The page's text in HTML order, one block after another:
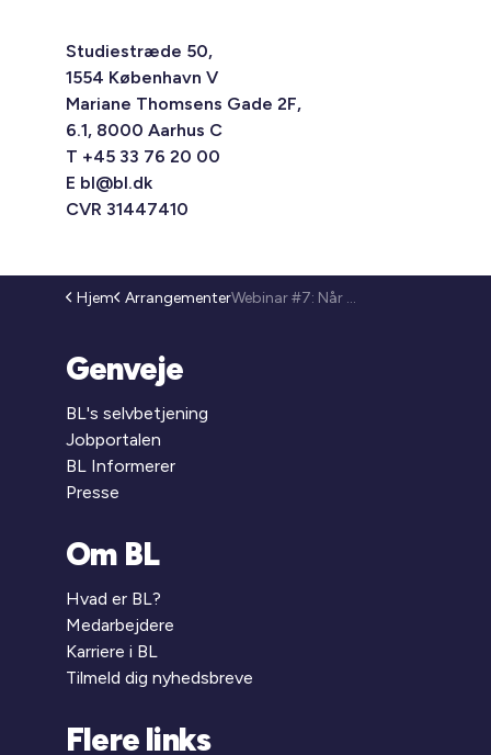
Studiestræde 50,
1554 København V
Mariane Thomsens Gade 2F,
6.1, 8000 Aarhus C
T +45 33 76 20 00
E bl@bl.dk
CVR 31447410
Hjem Arrangementer Webinar #7: Når sikkerheden afhænger af andre (26-34)
Genveje
BL's selvbetjening
Jobportalen
BL Informerer
Presse
Om BL
Hvad er BL?
Medarbejdere
Karriere i BL
Tilmeld dig nyhedsbreve
Flere links